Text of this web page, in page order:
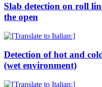
Slab detection on roll
the open
Detection of hot and
(wet environment)